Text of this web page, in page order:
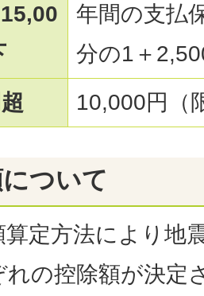
年間の支払
分の1＋
10,000円（
ついて
算定方法により地
れの控除額が決定